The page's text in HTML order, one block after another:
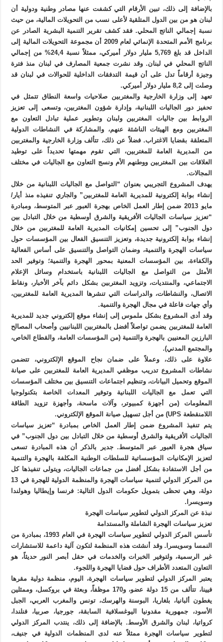
بالإضافة إلى ذلك، تبين الأرقام التي كشفت عنها مصادر وطنية ودولية أن
لبنان هو من بين الدول المتلقية لأعلى نسب من التحويلات المالية، من حيث
نسبة إجمالي الناتج المحلي. فقد كشف تقرير التنمية البشرية الصادر عن
برنامج الأمم المتحدة الإنمائي لعام 2009 أن مجموعة التحويلات المالية إلى
الداخل قد بلغ 5,769 مليار دولار أميركي، ممثلاً نسبة 24,4% من إجمالي
الناتج المحلي في لبنان. وقد نشرت جمعية المصارف في لبنان منذ فترة
وجيزة أرقاماً تدل على أن قيمة التدفقات الداخلية للحوالات في لبنان قد
وصلت إلى 8,2 مليار دولار أميركي.
تعهد إلى وزارة الخارجية والمغتربين صلاحيات واسعة النطاق تتمثل في
تحفيز دور الجاليات اللبنانية، وإدارة شؤون المغتربين، وتسعى إلى تعزيز
الروابط بين جاليات المغتربين ولبنان وتطوير عملية تبادل التعاون مع
المغتربين ومع الهيئات الناشئة عنهم، والمشاركة في النشاطات الدولية
المتعلقة بقضايا الاغتراب. فضلاً عن ذلك، تتألف وزارة الخارجية والمغتربين
من المديرية العامة للمغتربين، التي تقوم مهمتها تحديداً على توطيد
العلاقات بين المغتربين ووطنهم الأم ونسج التعاون مع الجاليات في مختلف
المجالات.
يهدف المشروع التجريبي بعنوان “التواصل مع الجاليات اللبنانية من خلال
إنشاء بوابة إلكترونية للمديرية العامة للمغتربين” والجاري تنفيذه منذ أيار/
مايو 2013 ضمن إطار العمل الخاص بهجرة العبور عبر المتوسط، ومبادرة
“تعزيز سياسات الجاليات الأفريقية والشرق أوسطية من خلال التبادل بين
دول الجنوب” إلى تحسين إمكانيات المديرية العامة للمغتربين من خلال
إنشاء بوابة إلكترونية جديدة، وتعزيز التنسيق الفعال بين المؤسسات حول
سياسات الهجرة والتنمية، وضمان التواصل والتنسيق على أساس الفعالية
والكفاءة، بين المؤسسات المعنية بمحور الهجرة والتنمية؛ وتوفير الحد
الأمثل من التواصل مع الجاليات اللبنانية باستخدام وسائل الإعلام
الاجتماعي، والمنتديات، وتزويد المغتربين بشكل دائم بآخر الأخبار، ونقاط
الاتصال، والنشاطات، والدراسات التي تنشرها المديرية العامة للمغتربين،
وأي جهات فاعلة في مجال الهجرة والتنمية.
وقد أدى المشروع بشكل ملموس إلى إنشاء موقع إلكتروني جديد للمديرية
العامة للمغتربين يضمن تواصلاً أفضل بالمغتربين اللبنانيين وأصحاب المصالح
البارزين المعنيين بالهجرة والتنمية (من المؤسسات العامة، والقطاع الخاص،
والمجتمع المدني).
علاوة على ذلك، وعملاً على ضمان نجاح الموقع الإلكتروني، تتضمن
نشاطات المشروع تدريب موظفي المديرية العامة للمغتربين على صيانة
الموقع وتحميل البيانات، وتنظيم اجتماعات التنسيق بين مختلف المؤسسات
التي تعمل مع الجاليات اللبنانية وتوفير المعدات الخاصة بتكنولوجيا
المعلومات (من أجهزة كمبيوتر، وآلات ماسحة، وأجهزة تزويد الطاقة
اللامنقطعة UPS) من أجل تسهيل صيانة الموقع الإلكتروني.
يتم تنفيذ المشروع ضمن إطار العمل الخاص بمبادرة “تعزيز سياسات
الجاليات الأفريقية والشرق أوسطية من خلال التبادل بين دول الجنوب” في
سياق هجرة العبور عبر المتوسط. جدير بالذكر أن هذه المبادرة تسعى
لتعزيز الإمكانيات المؤسساتية للسلطات الوطنية المكلفة بالهجرة والتنمية
من أجل الاستفادة بشكل أفضل من جماعات الجاليات، ويتولى تنفيذها كل
من المركز الدولي لتنمية سياسات الهجرة والمنظمة الدولية للهجرة في 13
دولة، وهي تحظى بتمويل حكومات الدول التالية: فرنسا وإيطاليا وهولندا
وسويسرا.
نبذة عن المركز الدولي لتطوير سياسات الهجرة
تعزيز سياسات الهجرة الشاملة والمستدامة
تأسس المركز الدولي لتطوير سياسات الهجرة في العام 1993، بمبادرة من
النمسا وسويسرا. وقد أنشئت هذه المنظمة لتكون آلية داعمة للاستشارات
غير الرسمية، ولتوفير الخبرات والخدمات في حقل أبصر النور حديثاً، هو
التعاون المتعدد الأطراف حول قضايا الهجرة واللجوء.
يعتبر المركز الدولي لتطوير سياسات الهجرة، اليوم، منظمة دولية مقرها
فيينا، تتألف من 15 دولة عضو، و170 موظفاً، وبعثة في بروكسل، وممثلين
يغطون ألبانيا، بلغاريا، البوسنة والهرسك، تونس والمغرب العربي، الجبل
الأسود، جمهورية مقدونيا اليوغسلافية السابقة، جورجيا، صربيا، فنلندا،
كرواتيا، لبنان والشرق الأوسط. بالإضافة إلى ذلك، ينتدب المركز الدولي
لتطوير سياسات الهجرة ممثلاً عنه لدى المنظمات الدولية في جنيف،